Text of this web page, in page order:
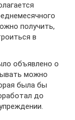
получить,
в
объявлено о
можно
была бы
до